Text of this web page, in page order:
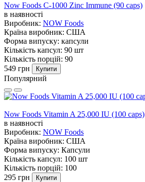
Now Foods C-1000 Zinc Immune (90 caps)
в наявності
Виробник: NOW Foods
Країна виробник: США
Форма випуску: капсули
Кількість капсул: 90 шт
Кількість порцій: 90
549 грн
Купити
Популярний
Now Foods Vitamin A 25,000 IU (100 caps)
в наявності
Виробник: NOW Foods
Країна виробник: США
Форма випуску: Капсули
Кількість капсул: 100 шт
Кількість порцій: 100
295 грн
Купити